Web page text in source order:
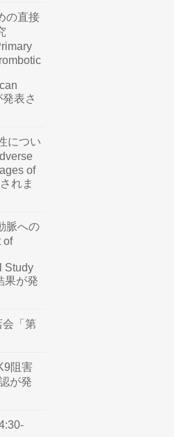
の直接
表さ
につい
of
れま
脈への
of
Study
果が発
「第
阻害
が発